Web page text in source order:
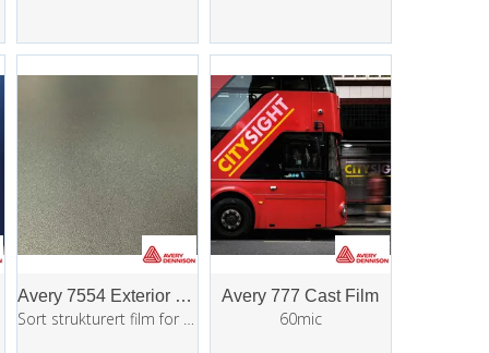
Avery 7554 Exterior Blackout Film
Sort strukturert film for bil ol
Avery 777 Cast Film
60mic